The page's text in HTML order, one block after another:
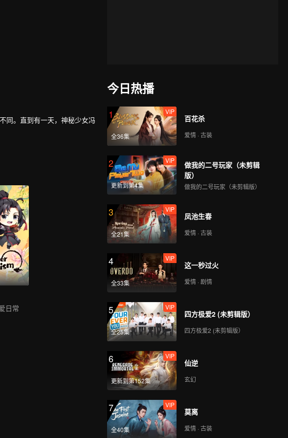
同。直到有一天，神秘少女冯
日常
今日热播
1
全36集
VIP
百花杀
爱情 · 古装
2
更新到第4集
VIP
做我的二号玩家（未剪辑
版）
做我的二号玩家（未剪辑版）
3
全21集
VIP
凤池生春
爱情 · 古装
4
全33集
VIP
这一秒过火
爱情 · 剧情
5
全25集
VIP
四方极爱2 (未剪辑版）
四方极爱2 (未剪辑版）
6
更新到第152集
VIP
仙逆
玄幻
7
全40集
VIP
莫离
爱情 · 古装